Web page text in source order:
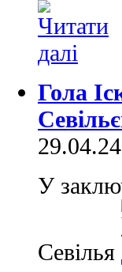
Гола
У
Севілья